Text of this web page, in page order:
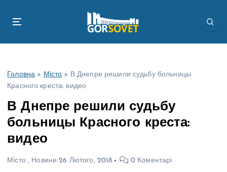
Головна > Місто > В Днепре решили судьбу больницы
Красного креста: видео
В Днепре решили судьбу
больницы Красного креста:
видео
Місто, Новини 26 Лютого, 2018 0 Коментарі